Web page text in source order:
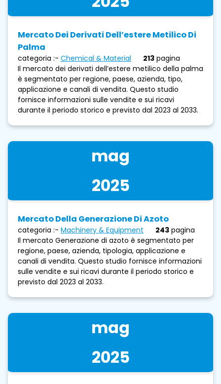
Mercato Dei Derivati ​​dell’estere Metilico Di
Palma
categoria :- Chemical & Material 213 pagina
Il mercato dei derivati ​​dell’estere metilico della palma
è segmentato per regione, paese, azienda, tipo,
applicazione e canali di vendita. Questo studio
fornisce informazioni sulle vendite e sui ricavi
durante il periodo storico e previsto dal 2023 al 2033.
mag
2025
Mercato Della Generazione Di Azoto
categoria :- Machinery & Equipment 243 pagina
Il mercato Generazione di azoto è segmentato per
regione, paese, azienda, tipologia, applicazione e
canali di vendita. Questo studio fornisce informazioni
sulle vendite e sui ricavi durante il periodo storico e
previsto dal 2023 al 2033.
mag
2025